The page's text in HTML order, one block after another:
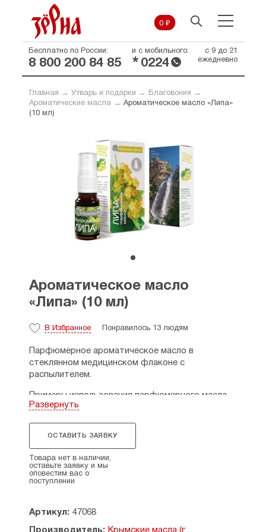
0 ₽
Бесплатно по России:
8 800 200 84 85
и с мобильного:
* 0224
с 9 до 21
ежедневно
Главная → Утварь и подарки → Благовония →
Ароматические масла→ Ароматическое масло «Липа»
(10 мл)
Ароматическое масло
«Липа» (10 мл)
В Избранное Понравилось 13 людям
Парфюмерное ароматическое масло в
стеклянном медицинском флаконе с
распылителем.
Примеры использования парфюмерного масла
«Липа»:
распыления на одежду. Можно использовать в
ароматов, в сочетании с другими
ароматическими и эфирными маслами.
из спрей-фалакона или 6-10 капель на 15 м2.
Развернуть
ОСТАВИТЬ ЗАЯВКУ
Товара нет в наличии,
оставьте заявку и мы
оповестим вас о
поступлении
Артикул: 47068
Производитель: Крымские масла (г.